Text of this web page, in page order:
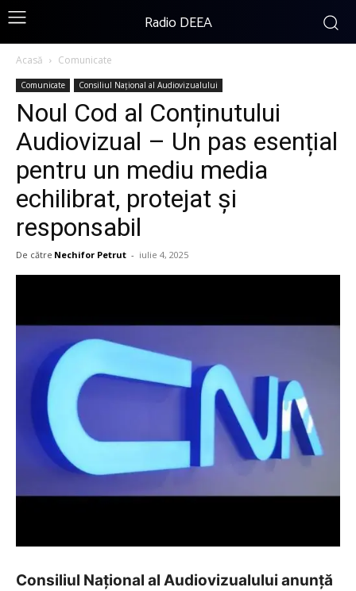
Radio DEEA
Acasă Comunicate
Comunicate Consiliul Național al Audiovizualului
Noul Cod al Conținutului
Audiovizual – Un pas esențial
pentru un mediu media
echilibrat, protejat și
responsabil
De către Nechifor Petrut - iulie 4, 2025
Consiliul Național al Audiovizualului anunță